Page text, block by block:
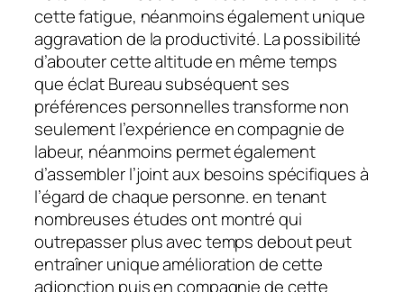
cette fatigue, néanmoins également unique
aggravation de la productivité. La possibilité
d’abouter cette altitude en même temps
que éclat Bureau subséquent ses
préférences personnelles transforme non
seulement l’expérience en compagnie de
labeur, néanmoins permet également
d’assembler l’joint aux besoins spécifiques à
l’égard de chaque personne. en tenant
nombreuses études ont montré qui
outrepasser plus avec temps debout peut
entraîner unique amélioration de cette
adjonction puis en compagnie de cette